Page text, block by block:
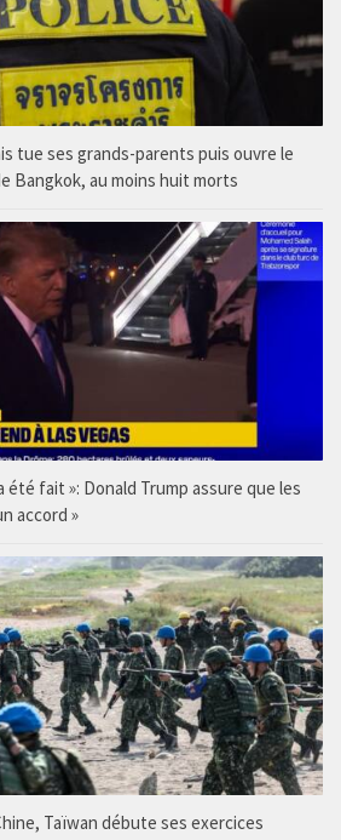
tue ses grands-parents puis ouvre le
Bangkok, au moins huit morts
été fait »: Donald Trump assure que les
accord »
Taïwan débute ses exercices